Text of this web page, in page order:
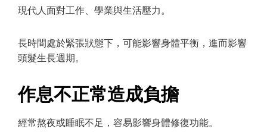
現代人面對工作、學業與生活壓力。
長時間處於緊張狀態下，可能影響身體平衡，進而影響
頭髮生長週期。
作息不正常造成負擔
經常熬夜或睡眠不足，容易影響身體修復功能。